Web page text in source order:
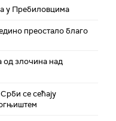
у Пребиловцима
преостало благо
злочина над
се сећају